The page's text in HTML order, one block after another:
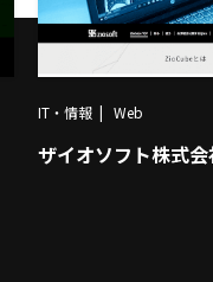
IT・情報 Web
ザイオソフト株式会